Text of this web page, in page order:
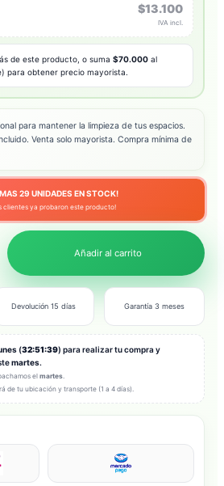
$13.100
IVA incl.
de este producto, o suma$70.000 al
para obtener precio mayorista.
para mantener la limpieza de tus espacios.
Venta solo mayorista. Compra mínima de
29 UNIDADES EN STOCK!
clientes ya probaron este producto!
Añadir al carrito
Devolución 15 días Garantía 3 meses
(32:51:37) para realizar tu compra y
martes.
el martes
de tu ubicación y transporte (1 a 4 días).